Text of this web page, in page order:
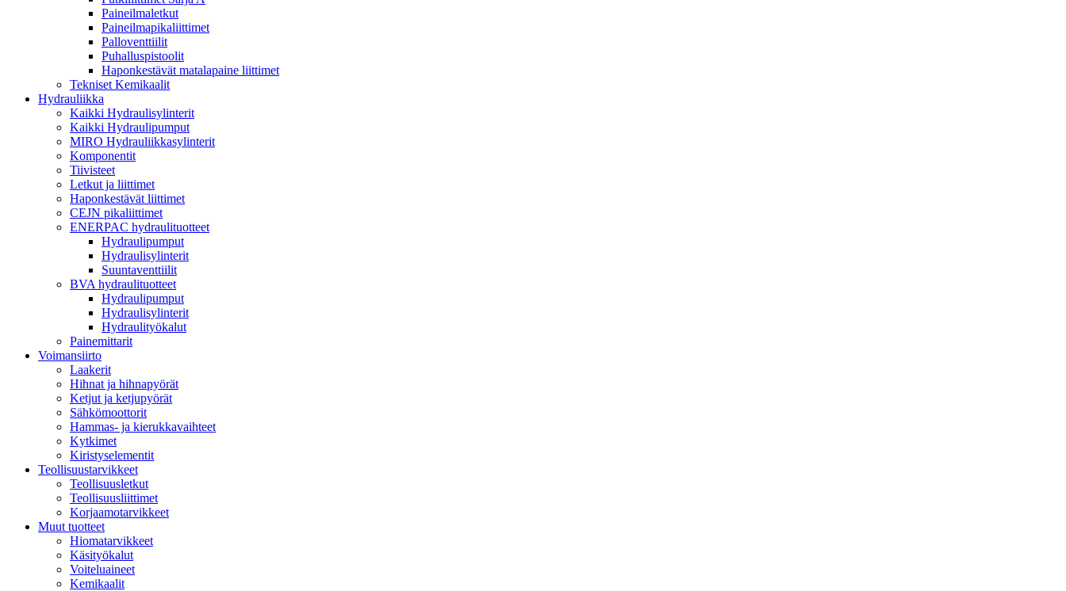
Paineilmaletkut
Paineilmapikaliittimet
Palloventtiilit
Puhalluspistoolit
Haponkestävät matalapaine liittimet
Tekniset Kemikaalit
Hydrauliikka
Kaikki Hydraulisylinterit
Kaikki Hydraulipumput
MIRO Hydrauliikkasylinterit
Komponentit
Tiivisteet
Letkut ja liittimet
Haponkestävät liittimet
CEJN pikaliittimet
ENERPAC hydraulituotteet
Hydraulipumput
Hydraulisylinterit
Suuntaventtiilit
BVA hydraulituotteet
Hydraulipumput
Hydraulisylinterit
Hydraulityökalut
Painemittarit
Voimansiirto
Laakerit
Hihnat ja hihnapyörät
Ketjut ja ketjupyörät
Sähkömoottorit
Hammas- ja kierukkavaihteet
Kytkimet
Kiristyselementit
Teollisuustarvikkeet
Teollisuusletkut
Teollisuusliittimet
Korjaamotarvikkeet
Muut tuotteet
Hiomatarvikkeet
Käsityökalut
Voiteluaineet
Kemikaalit